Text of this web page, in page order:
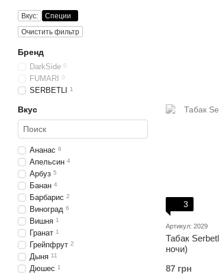
3
Артикул: 2029
Табак
ночи)
87 грн
Вкус:
Специи
Очистить фильтр
Бренд
DarkSide 0
FUMARI 0
SERBETLI 1
Вкус
Ананас 6
Апельсин 4
Арбуз 5
Банан 4
Барбарис 2
Виноград 6
Вишня 1
Гранат 1
Грейпфрут 2
Дыня 11
Дюшес 1